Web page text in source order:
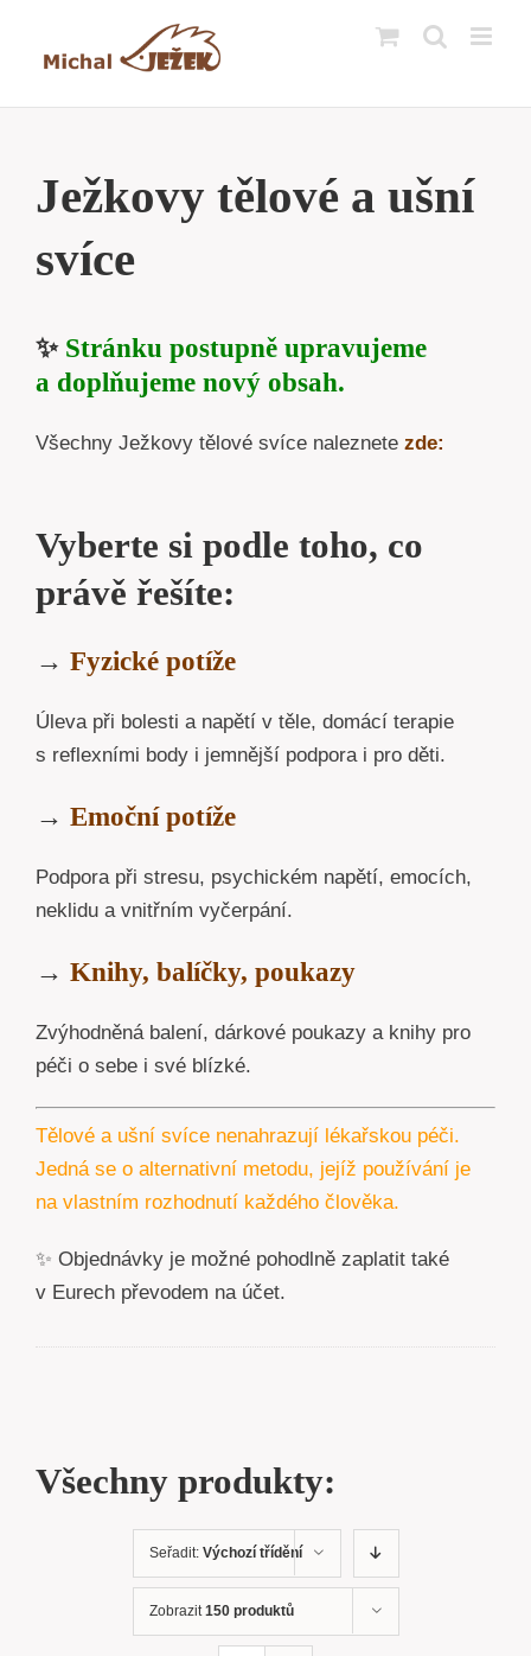
Ježkovy tělové a ušní
svíce
✨ Stránku postupně upravujeme
a doplňujeme nový obsah.
Všechny Ježkovy tělové svíce naleznete zde:
Vyberte si podle toho, co
právě řešíte:
→ Fyzické potíže
Úleva při bolesti a napětí v těle, domácí terapie
s reflexními body i jemnější podpora i pro děti.
→ Emoční potíže
Podpora při stresu, psychickém napětí, emocích,
neklidu a vnitřním vyčerpání.
→ Knihy, balíčky, poukazy
Zvýhodněná balení, dárkové poukazy a knihy pro
péči o sebe i své blízké.
Tělové a ušní svíce nenahrazují lékařskou péči.
Jedná se o alternativní metodu, jejíž používání je
na vlastním rozhodnutí každého člověka.
✨ Objednávky je možné pohodlně zaplatit také
v Eurech převodem na účet.
Všechny produkty:
Seřadit: Výchozí třídění
Zobrazit 150 produktů